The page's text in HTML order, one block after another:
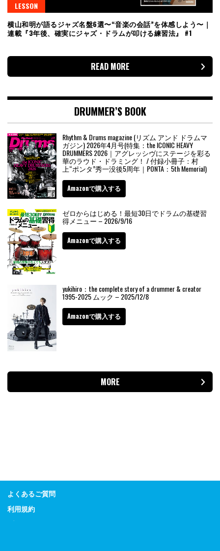
LESSON
横山和明が語るジャズ名盤6選〜“音楽の会話”を体感しよう〜｜
連載『3年後、確実にジャズ・ドラムが叩ける練習法』 #1
READ MORE
DRUMMER’S BOOK
Rhythm & Drums magazine (リズム アンド ドラムマ
ガジン) 2026年4月号(特集：the ICONIC HEAVY
DRUMMERS 2026｜アグレッシヴにステージを彩る
華のラウド・ドラミング！ / 付録小冊子：村
上“ポンタ”秀一没後5周年｜PONTA：5th Memorial)
Amazonで購入する
ゼロからはじめる！最短30日でドラムの基礎習
得メニュー – 2026/9/16
Amazonで購入する
yukihiro：the complete story of a drummer & creator
1995-2025 ムック – 2025/12/8
Amazonで購入する
MORE
よくあるご質問
利用規約
プライバシーポリシー